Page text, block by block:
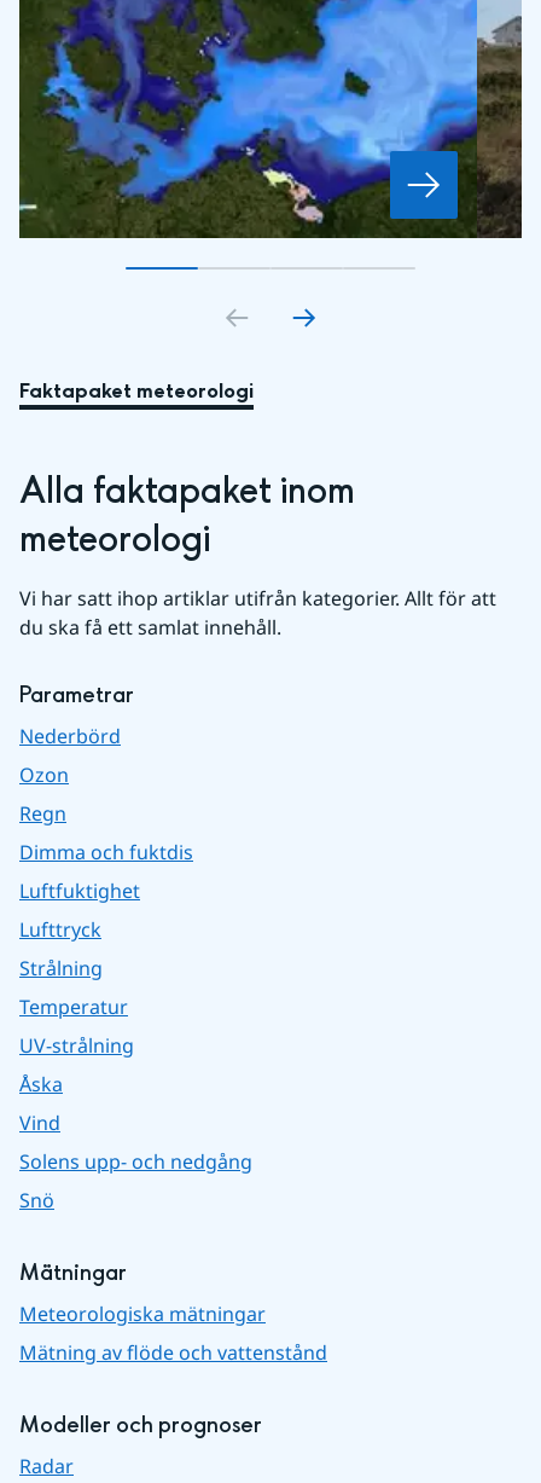
Gå till bildkort1
Gå till bildkort2
Gå till bildkort3
Gå till bildkort
Faktapaket meteorologi
Alla faktapaket inom
meteorologi
Vi har satt ihop artiklar utifrån kategorier. Allt för att
du ska få ett samlat innehåll.
Parametrar
Nederbörd
Ozon
Regn
Dimma och fuktdis
Luftfuktighet
Lufttryck
Strålning
Temperatur
UV-strålning
Åska
Vind
Solens upp- och nedgång
Snö
Mätningar
Meteorologiska mätningar
Mätning av flöde och vattenstånd
Modeller och prognoser
Radar